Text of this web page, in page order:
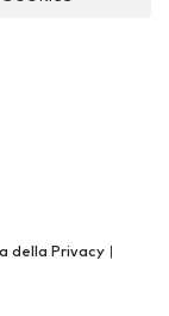
della Privacy